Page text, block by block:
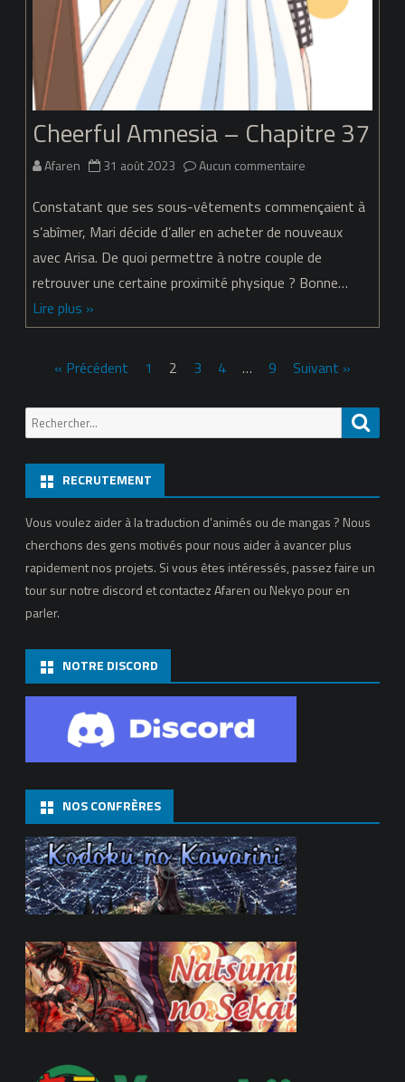
Cheerful Amnesia – Chapitre 37
Afaren 31 août 2023 Aucun commentaire
Amnesia
–
Chapitre
37
Constatant que ses sous-vêtements commençaient à
s’abîmer, Mari décide d’aller en acheter de nouveaux
avec Arisa. De quoi permettre à notre couple de
retrouver une certaine proximité physique ? Bonne…
Lire plus »
Pagination
publications
« Précédent 1 2 3 4 … 9 Suivant »
Recherche
pour:
RECRUTEMENT
Vous voulez aider à la traduction d’animés ou de mangas ? Nous
cherchons des gens motivés pour nous aider à avancer plus
rapidement nos projets. Si vous êtes intéressés, passez faire un
tour sur notre discord et contactez Afaren ou Nekyo pour en
parler.
NOTRE DISCORD
NOS CONFRÈRES